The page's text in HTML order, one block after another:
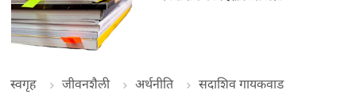
स्वगृह जीवनशैली अर्थनीति सदाशिव गायकवाड